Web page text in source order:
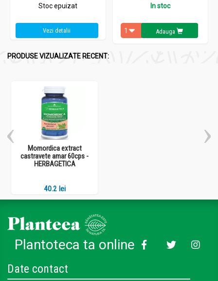
Stoc epuizat
Vezi detalii
In stoc
Adauga
PRODUSE VIZUALIZATE RECENT:
Momordica extract
castravete amar 60cps -
HERBAGETICA
40.2 lei
Plantoteca ta online
Date contact